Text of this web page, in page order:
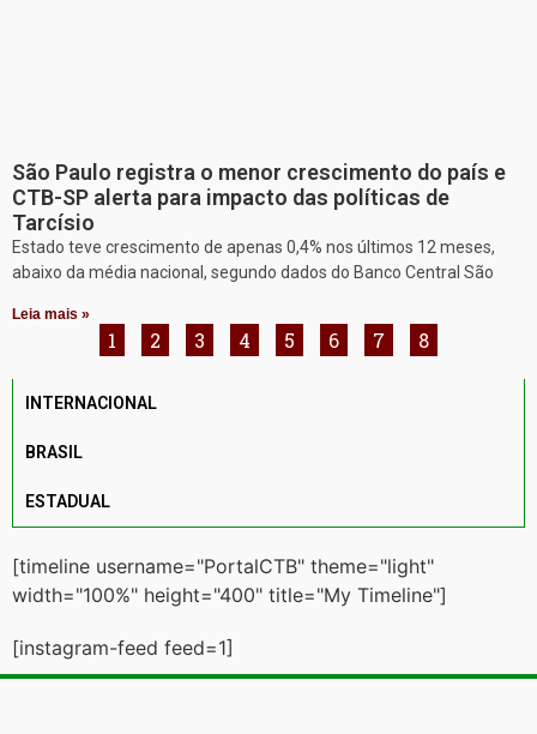
São Paulo registra o menor crescimento do país e
CTB-SP alerta para impacto das políticas de
Tarcísio
Estado teve crescimento de apenas 0,4% nos últimos 12 meses,
abaixo da média nacional, segundo dados do Banco Central São
Leia mais »
1 2 3 4 5 6 7 8
INTERNACIONAL
BRASIL
ESTADUAL
[timeline username="PortalCTB" theme="light"
width="100%" height="400" title="My Timeline"]
[instagram-feed feed=1]